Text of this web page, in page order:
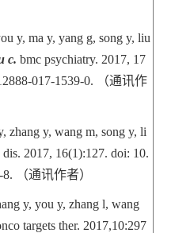
y, ma y, yang g, song y, liu
c. bmc psychiatry. 2017, 17
017-1539-0.
（通讯作
zhang y, wang m, song y, li
2017, 16(1):127. doi: 10.
8.
（通讯作者）
y, you y, zhang l, wang
targets ther. 2017,10:297